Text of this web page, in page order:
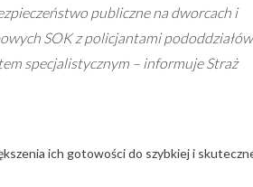
publiczne na dworcach i
SOK z policjantami pododdziałów
specjalistycznym – informuje Straż
ich gotowości do szybkiej i